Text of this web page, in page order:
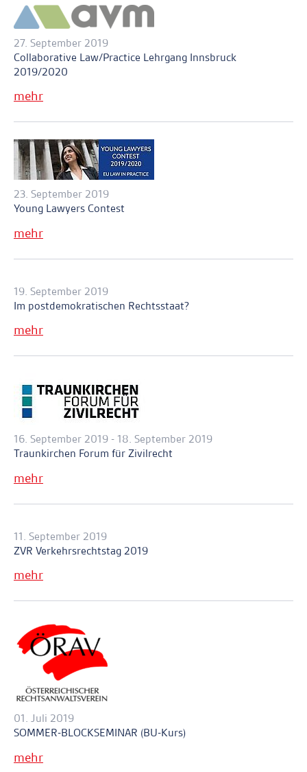
27. September 2019
Collaborative Law/Practice Lehrgang Innsbruck
2019/2020
mehr
23. September 2019
Young Lawyers Contest
mehr
19. September 2019
Im postdemokratischen Rechtsstaat?
mehr
16. September 2019 - 18. September 2019
Traunkirchen Forum für Zivilrecht
mehr
11. September 2019
ZVR Verkehrsrechtstag 2019
mehr
01. Juli 2019
SOMMER-BLOCKSEMINAR (BU-Kurs)
mehr